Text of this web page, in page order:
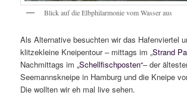
Blick auf die Elbphilarmonie vom Wasser aus
Als Alternative besuchten wir das Hafenviertel
klitzekleine Kneipentour – mittags im „Strand
Nachmittags im„Schellfischposten“– der
Seemannskneipe in Hamburg und die Kneipe
Die wollten wir eh mal live sehen.